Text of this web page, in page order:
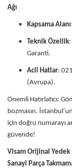
Ağı
Kapsama Alanı
Teknik Özellik
Garanti.
Acil Hatlar:
(Avrupa).
Önemli Hatırlatıcı:
bozmasın.
için doğru numarayı
güvende!
Visam Orijinal Yedek
Sanayi Parça